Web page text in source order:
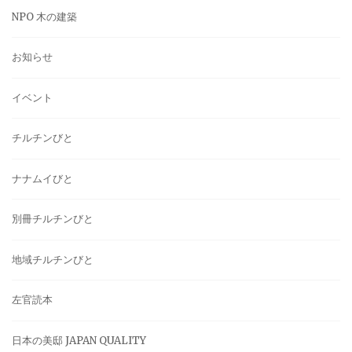
NPO 木の建築
お知らせ
イベント
チルチンびと
ナナムイびと
別冊チルチンびと
地域チルチンびと
左官読本
日本の美邸 JAPAN QUALITY